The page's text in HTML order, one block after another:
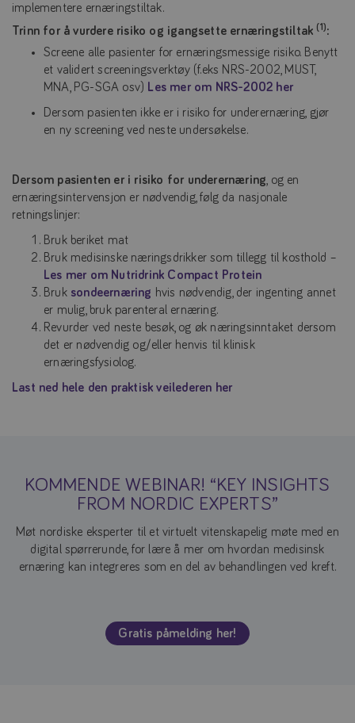
implementere ernæringstiltak.
Trinn for å vurdere risiko og igangsette ernæringstiltak(1):
Screene alle pasienter for ernæringsmessige risiko. Benytt
et validert screeningsverktøy (f.eks NRS-2002, MUST,
MNA, PG-SGA osv) Les mer om NRS-2002 her
Dersom pasienten ikke er i risiko for underernæring, gjør
en ny screening ved neste undersøkelse.
Dersom pasienten er i risiko for underernæring , og en
ernæringsintervensjon er nødvendig, følg da nasjonale
retningslinjer:
Bruk beriket mat
Bruk medisinske næringsdrikker som tillegg til kosthold –
Les mer om Nutridrink Compact Protein
Bruk sondeernæring hvis nødvendig, der ingenting annet
er mulig, bruk parenteral ernæring.
Revurder ved neste besøk, og øk næringsinntaket dersom
det er nødvendig og/eller henvis til klinisk
ernæringsfysiolog.
Last ned hele den praktisk veilederen her
KOMMENDE WEBINAR! “KEY INSIGHTS
FROM NORDIC EXPERTS”
Møt nordiske eksperter til et virtuelt vitenskapelig møte med en
digital spørrerunde, for lære å mer om hvordan medisinsk
ernæring kan integreres som en del av behandlingen ved kreft.
Gratis påmelding her!